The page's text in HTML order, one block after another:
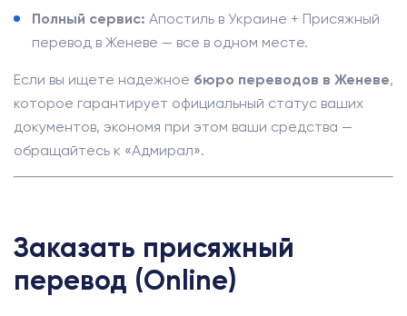
Полный сервис: Апостиль в Украине + Присяжный
перевод в Женеве — все в одном месте.
Если вы ищете надежное бюро переводов в Женеве,
которое гарантирует официальный статус ваших
документов, экономя при этом ваши средства —
обращайтесь к «Адмирал».
Заказать присяжный
перевод (Online)